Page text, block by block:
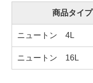
商品タイプ
ニュートン 4L
ニュートン 16L